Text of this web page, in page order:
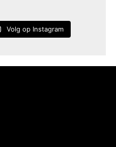
Volg op Instagram